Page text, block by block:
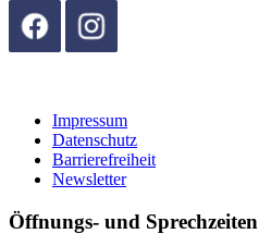
Impressum
Datenschutz
Barrierefreiheit
Newsletter
Öffnungs- und Sprechzeiten